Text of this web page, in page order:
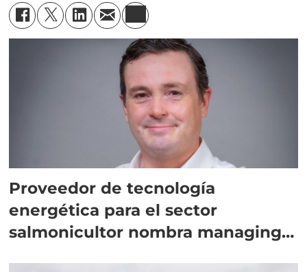
Proveedor de tecnología
energética para el sector
salmonicultor nombra managing